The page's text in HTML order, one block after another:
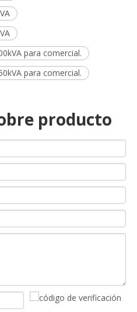
para comercial.
para comercial.
producto